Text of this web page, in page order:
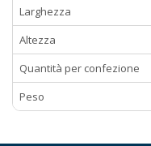
Larghezza
Altezza
Quantità per confezione
Peso